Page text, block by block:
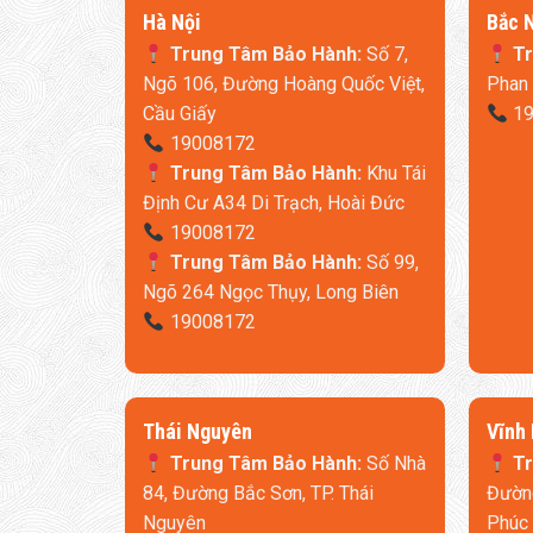
​Hà Nội
Trung Tâm Bảo Hành:Số 7,
Ngõ 106, Đường Hoàng Quốc Việt,
Cầu Giấy
19008172
Trung Tâm Bảo Hành:Khu Tái
Định Cư A34 Di Trạch, Hoài Đức
19008172
Trung Tâm Bảo Hành:Số 99,
Ngõ 264 Ngọc Thụy, Long Biên
19008172
​Bắc
Thái Nguyên
Trung Tâm Bảo Hành:Số Nhà
84, Đường Bắc Sơn, TP. Thái
Nguyên
​Vĩnh
Phúc